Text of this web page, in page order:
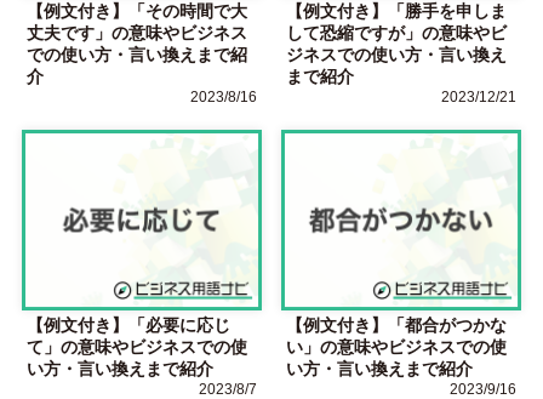
【例文付き】「その時間で大
丈夫です」の意味やビジネス
での使い方・言い換えまで紹
介
2023/8/16
【例文付き】「勝手を申しま
して恐縮ですが」の意味やビ
ジネスでの使い方・言い換え
まで紹介
2023/12/21
【例文付き】「必要に応じ
て」の意味やビジネスでの使
い方・言い換えまで紹介
2023/8/7
【例文付き】「都合がつかな
い」の意味やビジネスでの使
い方・言い換えまで紹介
2023/9/16